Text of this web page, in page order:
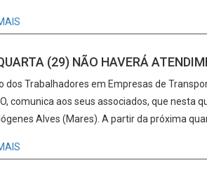
(29) NÃO HAVERÁ
dos Trabalhadores em Empresas de
comunica aos seus associados, que
Alves (Mares). A partir da próxima